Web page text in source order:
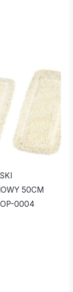
50CM
0004